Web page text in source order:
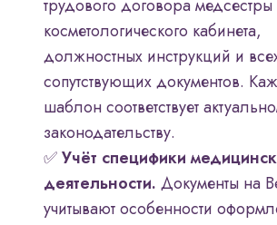
трудового договора медсестры
косметологического кабинета,
должностных инструкций и
сопутствующих документов.
шаблон соответствует
законодательству.
✅Учёт специфики
деятельности. Документы на
учитывают особенности